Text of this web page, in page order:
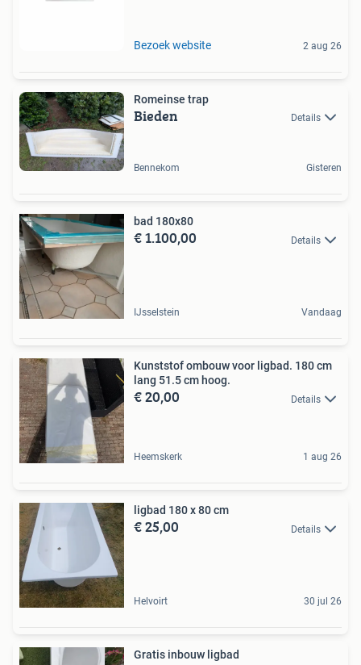
Bezoek website 2 aug 26
Romeinse trap
Bieden Details
Bennekom Gisteren
bad 180x80
€ 1.100,00 Details
IJsselstein Vandaag
Kunststof ombouw voor ligbad. 180 cm
lang 51.5 cm hoog.
€ 20,00 Details
Heemskerk 1 aug 26
ligbad 180 x 80 cm
€ 25,00 Details
Helvoirt 30 jul 26
Gratis inbouw ligbad